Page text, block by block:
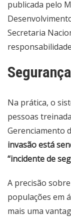
publicada pelo
Secretaria
Segurança
Na prática, o
pessoas
Gerenciamento
invasão está
“incidente de
A precisão
populações em
mais uma